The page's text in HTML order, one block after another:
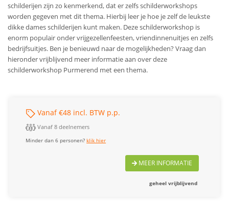
schilderijen zijn zo kenmerkend, dat er zelfs schilderworkshops
worden gegeven met dit thema. Hierbij leer je hoe je zelf de leukste
dikke dames schilderijen kunt maken. Deze schilderworkshop is
enorm populair onder vrijgezellenfeesten, vriendinnenuitjes en zelfs
bedrijfsuitjes. Ben je benieuwd naar de mogelijkheden? Vraag dan
hieronder vrijblijvend meer informatie aan over deze
schilderworkshop Purmerend met een thema.
Vanaf €48 incl. BTW p.p.
Vanaf 8 deelnemers
Minder dan 6 personen?klik hier
MEER INFORMATIE
geheel vrijblijvend